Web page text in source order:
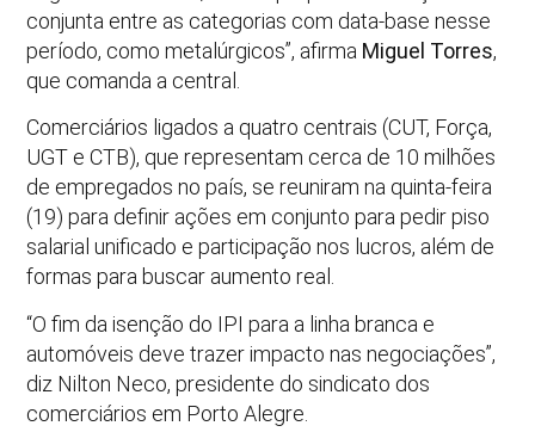
conjunta entre as categorias com data-base nesse
período, como metalúrgicos”, afirma Miguel Torres,
que comanda a central.
Comerciários ligados a quatro centrais (CUT, Força,
UGT e CTB), que representam cerca de 10 milhões
de empregados no país, se reuniram na quinta-feira
(19) para definir ações em conjunto para pedir piso
salarial unificado e participação nos lucros, além de
formas para buscar aumento real.
“O fim da isenção do IPI para a linha branca e
automóveis deve trazer impacto nas negociações”,
diz Nilton Neco, presidente do sindicato dos
comerciários em Porto Alegre.